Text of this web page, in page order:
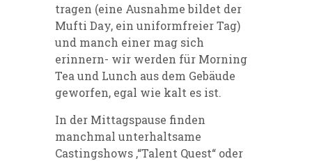
tragen (eine Ausnahme bildet der
Mufti Day, ein uniformfreier Tag)
und manch einer mag sich
erinnern- wir werden für Morning
Tea und Lunch aus dem Gebäude
geworfen, egal wie kalt es ist.
In der Mittagspause finden
manchmal unterhaltsame
Castingshows ,“Talent Quest“ oder